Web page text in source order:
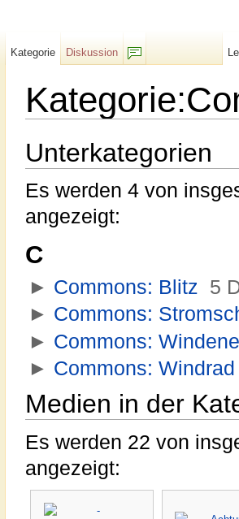
Unterkategorien
Es werden 4 von
angezeigt:
C
► Commons: Blitz 5
► Commons:
► Commons:
► Commons: Windrad
Medien in der
Es werden 22 von
angezeigt:
Kategorie
Diskussion